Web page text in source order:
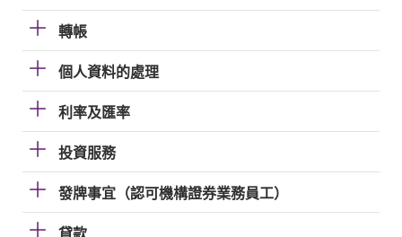
轉帳
個人資料的處理
利率及匯率
投資服務
發牌事宜（認可機構證券業務員工）
貸款